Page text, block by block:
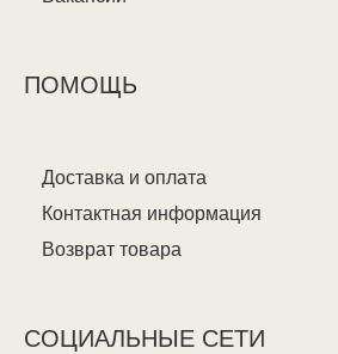
ПОМОЩЬ
Доставка и оплата
Контактная информация
Возврат товара
СОЦИАЛЬНЫЕ СЕТИ